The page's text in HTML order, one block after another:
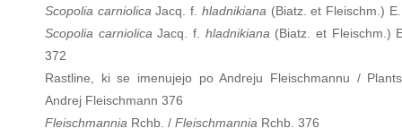
Scopolia carniolica Jacq. f. hladnikiana (Biatz. et Fleischm.)
Scopolia carniolica Jacq. f. hladnikiana (Biatz. et Fleischm.)
372
Rastline, ki se imenujejo po Andreju Fleischmannu /
Andrej Fleischmann 376
Fleischmannia Rchb. / Fleischmannia Rchb. 376